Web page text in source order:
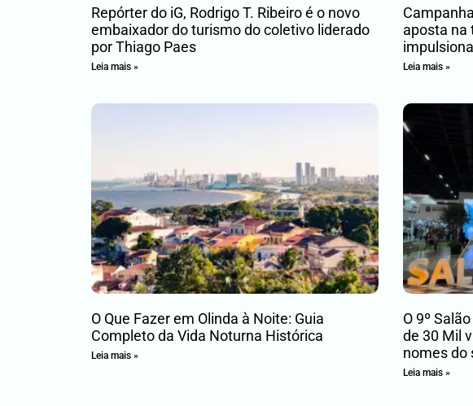
Repórter do iG, Rodrigo T. Ribeiro é o novo
embaixador do turismo do coletivo liderado
por Thiago Paes
Leia mais »
aposta na
Leia mais »
O Que Fazer em Olinda à Noite: Guia
Completo da Vida Noturna Histórica
Leia mais »
O 9º
de 30 Mil
nomes do
Leia mais »